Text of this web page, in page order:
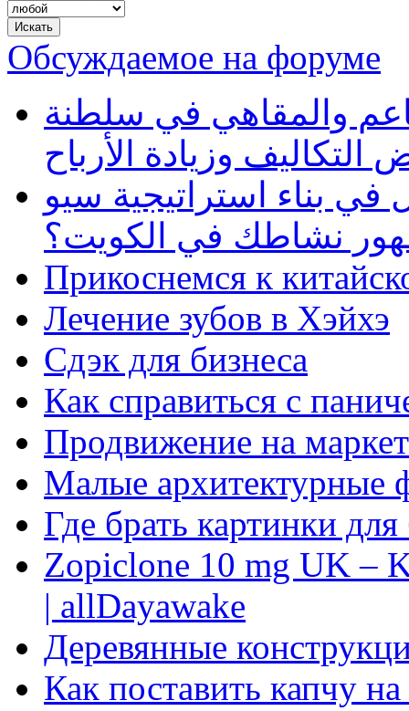
Обсуждаемое на форуме
والمقاهي في سلطنة
وزيادة الأرباح
بناء استراتيجية سيو
نشاطك في الكويت؟
Прикоснемся к
Лечение зубов в Хэйхэ
Сдэк для бизнеса
Как справиться с
Продвижение на
Малые архитектурные
Где брать картинки
Zopiclone 10 mg UK –
| allDayawake
Деревянные
Как поставить капчу